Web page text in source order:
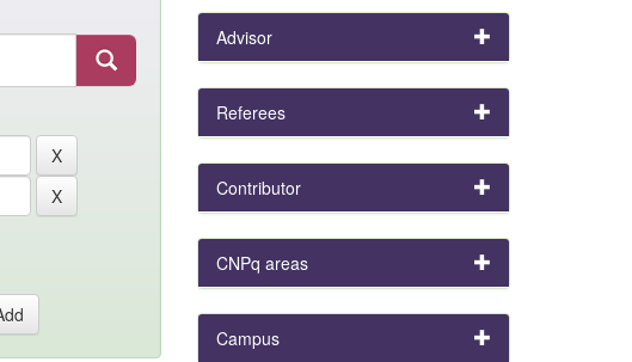
Advisor
Referees
Contributor
CNPq areas
Campus